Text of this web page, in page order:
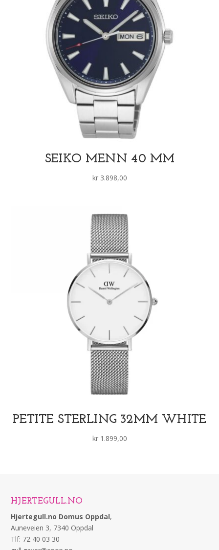
SEIKO MENN 40 MM
kr3.898,00
PETITE STERLING 32MM WHITE
kr1.899,00
HJERTEGULL.NO
Hjertegull.no Domus Oppdal,
Auneveien 3, 7340 Oppdal
Tlf: 72 40 03 30